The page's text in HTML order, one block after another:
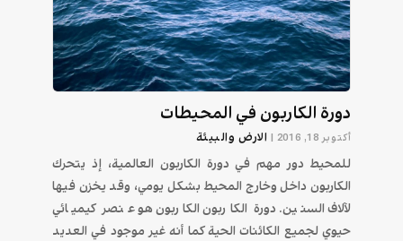
دورة الكاربون في المحيطات
أكتوبر 18, 2016 | الارض والبيئة
للمحيط دور مهم في دورة الكاربون العالمية، إذ يتحرك
الكاربون داخل وخارج المحيط بشكل يومي، وقد يخزن فيها
لآلاف السنين. دورة الكاربون الكاربون هو عنصر كيميائي
حيوي لجميع الكائنات الحية كما أنه غير موجود في العديد